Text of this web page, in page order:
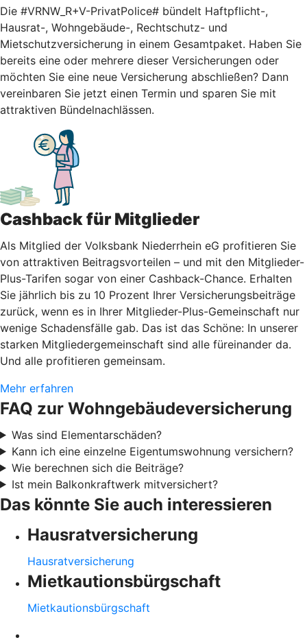
Die #VRNW_R+V-PrivatPolice# bündelt Haftpflicht-,
Hausrat-, Wohngebäude-, Rechtschutz- und
Mietschutzversicherung in einem Gesamtpaket. Haben Sie
bereits eine oder mehrere dieser Versicherungen oder
möchten Sie eine neue Versicherung abschließen? Dann
vereinbaren Sie jetzt einen Termin und sparen Sie mit
attraktiven Bündelnachlässen.
Cashback für Mitglieder
Als Mitglied der Volksbank Niederrhein eG profitieren Sie
von attraktiven Beitragsvorteilen – und mit den Mitglieder-
Plus-Tarifen sogar von einer Cashback-Chance. Erhalten
Sie jährlich bis zu 10 Prozent Ihrer Versicherungsbeiträge
zurück, wenn es in Ihrer Mitglieder-Plus-Gemeinschaft nur
wenige Schadensfälle gab. Das ist das Schöne: In unserer
starken Mitgliedergemeinschaft sind alle füreinander da.
Und alle profitieren gemeinsam.
Mehr erfahren
FAQ zur Wohngebäudeversicherung
Was sind Elementarschäden?
Kann ich eine einzelne Eigentumswohnung versichern?
Wie berechnen sich die Beiträge?
Ist mein Balkonkraftwerk mitversichert?
Das könnte Sie auch interessieren
Hausratversicherung
Hausratversicherung
Mietkautionsbürgschaft
Mietkautionsbürgschaft